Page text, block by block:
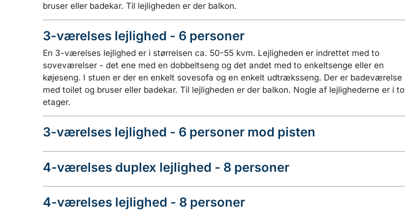
bruser eller badekar. Til lejligheden er der balkon.
3-værelses lejlighed - 6 personer
En 3-værelses lejlighed er i størrelsen ca. 50-55 kvm. Lejligheden er indrettet med to
soveværelser - det ene med en dobbeltseng og det andet med to enkeltsenge eller en
køjeseng. I stuen er der en enkelt sovesofa og en enkelt udtræksseng. Der er badeværelse
med toilet og bruser eller badekar. Til lejligheden er der balkon. Nogle af lejlighederne er i to
etager.
3-værelses lejlighed - 6 personer mod pisten
4-værelses duplex lejlighed - 8 personer
4-værelses lejlighed - 8 personer